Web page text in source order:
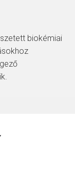
biokémiai